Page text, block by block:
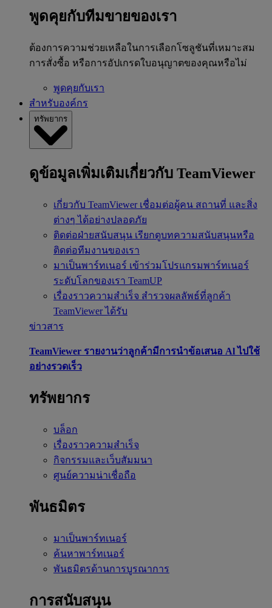
พูดคุยกับทีมขายของเรา
ต้องการความช่วยเหลือในการเลือกโซลูชันที่เหมาะสม
การสั่งซื้อ หรือการอัปเกรดใบอนุญาตของคุณหรือไม่
พูดคุยกับเรา
สำหรับองค์กร
ทรัพยากร
ดูข้อมูลเพิ่มเติมเกี่ยวกับ TeamViewer
เกี่ยวกับ TeamViewer เชื่อมต่อผู้คน สถานที่ และสิ่ง
ต่างๆ ได้อย่างปลอดภัย
ติดต่อฝ่ายสนับสนุน เรียกดูบทความสนับสนุนหรือ
ติดต่อทีมงานของเรา
มาเป็นพาร์ทเนอร์ เข้าร่วมโปรแกรมพาร์ทเนอร์
ระดับโลกของเรา TeamUP
เรื่องราวความสำเร็จ สำรวจผลลัพธ์ที่ลูกค้า
TeamViewer ได้รับ
ข่าวสาร
TeamViewer รายงานว่าลูกค้ามีการนำข้อเสนอ Al ไปใช้
อย่างรวดเร็ว
ทรัพยากร
บล็อก
เรื่องราวความสำเร็จ
กิจกรรมและเว็บสัมมนา
ศูนย์ความน่าเชื่อถือ
พันธมิตร
มาเป็นพาร์ทเนอร์
ค้นหาพาร์ทเนอร์
พันธมิตรด้านการบูรณาการ
การสนับสนุน